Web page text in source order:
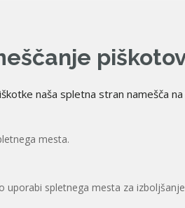
naša spletna stran namešča na
mesta.
spletnega mesta za